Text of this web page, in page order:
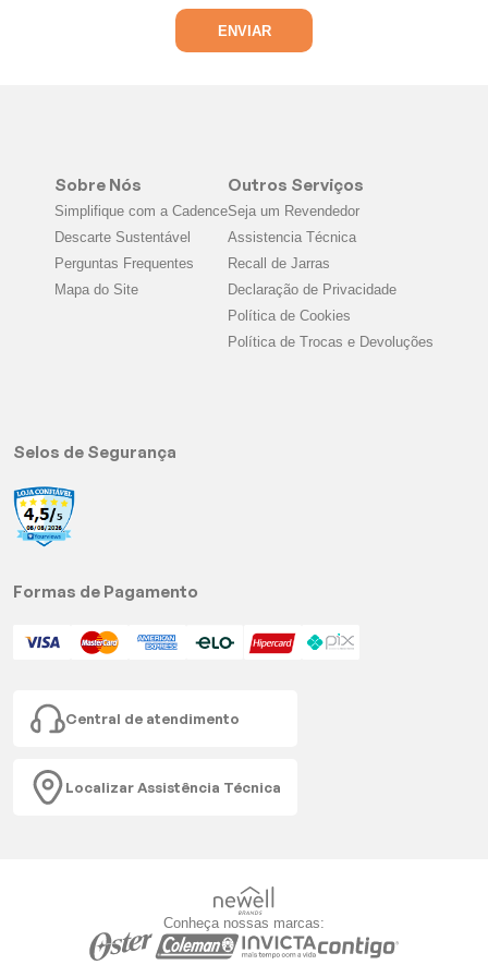
Sobre Nós
Simplifique com a Cadence
Descarte Sustentável
Perguntas Frequentes
Mapa do Site
Outros Serviços
Seja um Revendedor
Assistencia Técnica
Recall de Jarras
Declaração de Privacidade
Política de Cookies
Política de Trocas e Devoluções
Selos de Segurança
Formas de Pagamento
Central de atendimento
Localizar Assistência Técnica
Conheça nossas marcas: